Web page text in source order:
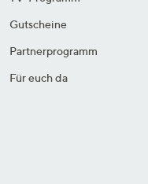
Gutscheine
Partnerprogramm
Für euch da